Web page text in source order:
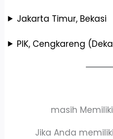
Jakarta Timur, Bekasi
PIK, Cengkareng
masih
Jika Anda